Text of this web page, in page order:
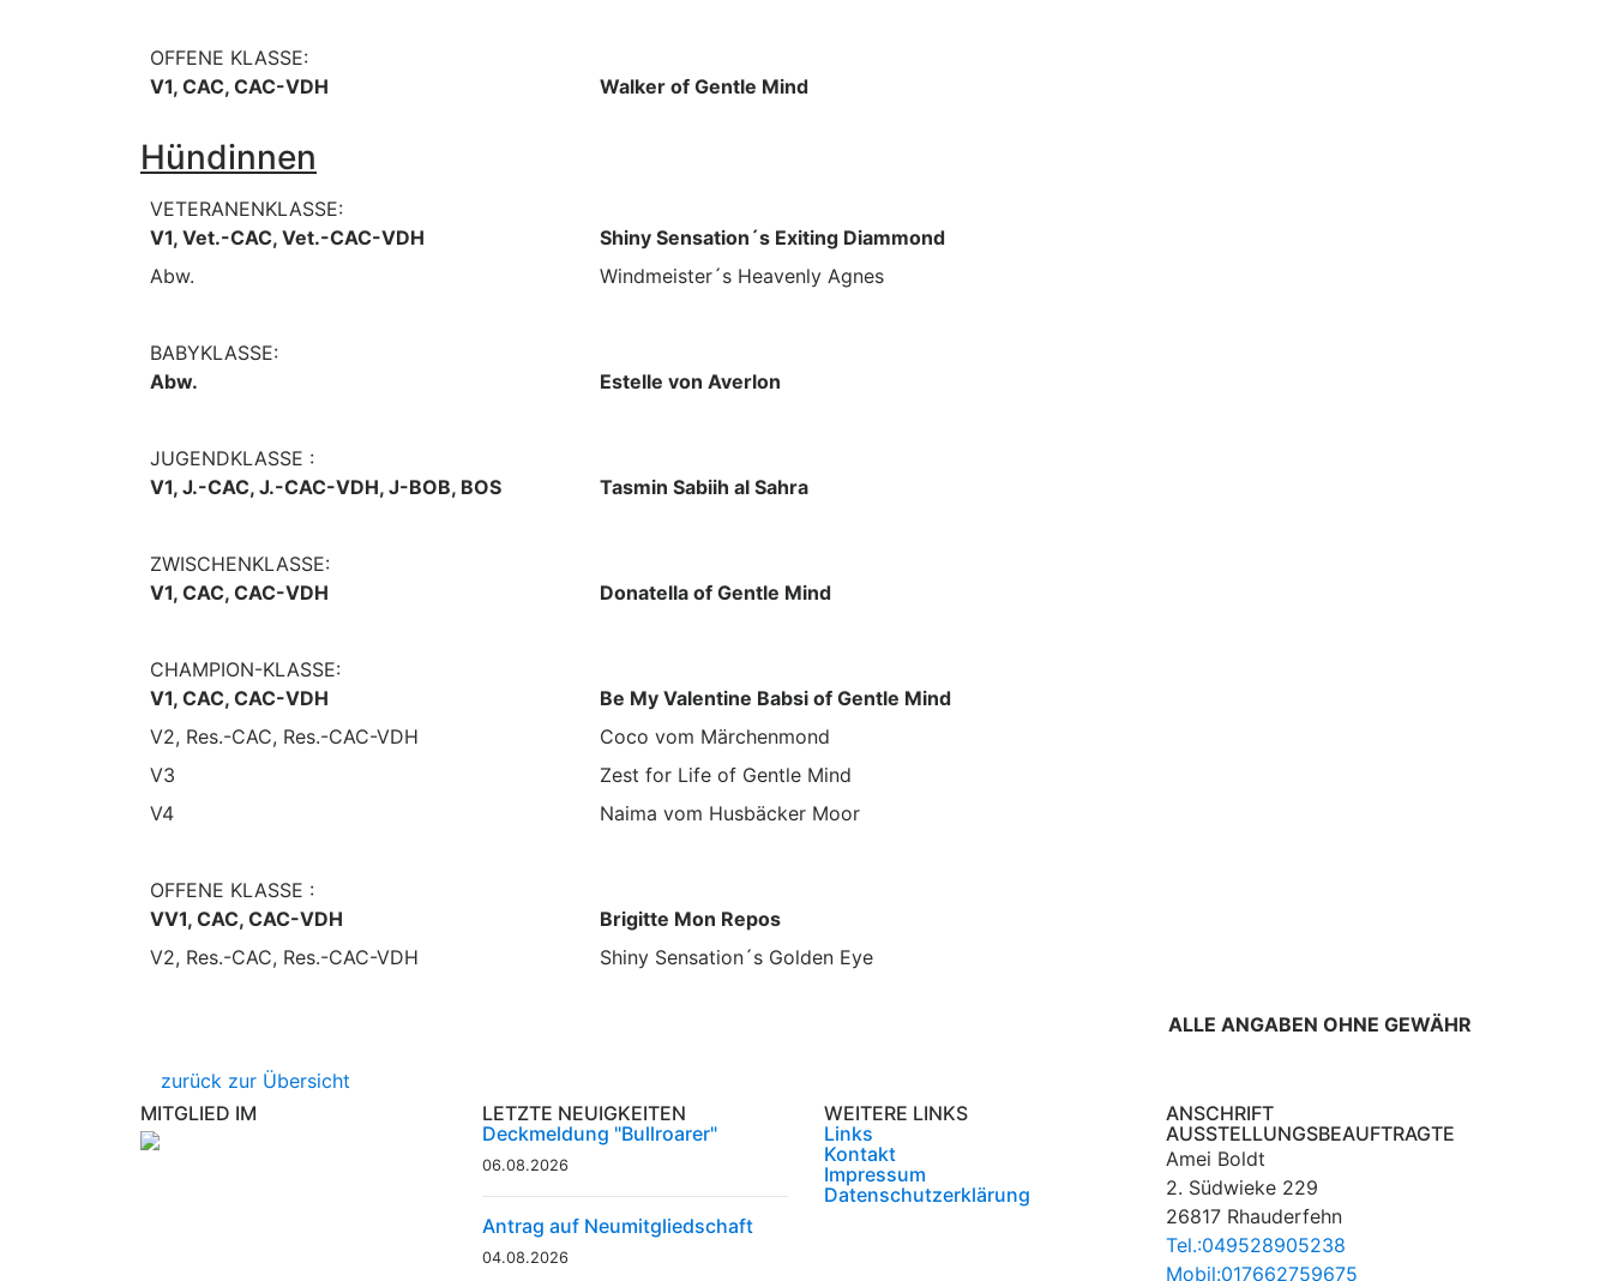
OFFENE KLASSE:
V1, CAC, CAC-VDH
Walker of Gentle Mind
Hündinnen
VETERANENKLASSE:
V1, Vet.-CAC, Vet.-CAC-VDH
Shiny Sensation´s Exiting Diammond
Abw.
Windmeister´s Heavenly Agnes
BABYKLASSE:
Abw.
Estelle von Averlon
JUGENDKLASSE :
V1, J.-CAC, J.-CAC-VDH, J-BOB, BOS
Tasmin Sabiih al Sahra
ZWISCHENKLASSE:
V1, CAC, CAC-VDH
Donatella of Gentle Mind
CHAMPION-KLASSE:
V1, CAC, CAC-VDH
Be My Valentine Babsi of Gentle Mind
V2, Res.-CAC, Res.-CAC-VDH
Coco vom Märchenmond
V3
Zest for Life of Gentle Mind
V4
Naima vom Husbäcker Moor
OFFENE KLASSE :
VV1, CAC, CAC-VDH
Brigitte Mon Repos
V2, Res.-CAC, Res.-CAC-VDH
Shiny Sensation´s Golden Eye
ALLE ANGABEN OHNE GEWÄHR
zurück zur Übersicht
MITGLIED IM
LETZTE NEUIGKEITEN
Deckmeldung "Bullroarer"
06.08.2026
Antrag auf Neumitgliedschaft
04.08.2026
WEITERE LINKS
Links
Kontakt
Impressum
Datenschutzerklärung
ANSCHRIFT
AUSSTELLUNGSBEAUFTRAGTE
Amei Boldt
2. Südwieke 229
26817 Rhauderfehn
Tel.:049528905238
Mobil:017662759675